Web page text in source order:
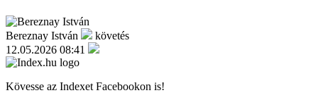
Bereznay István
követés
12.05.2026 08:41
Kövesse az Indexet Facebookon is!